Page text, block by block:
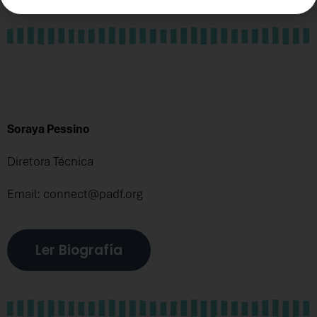
Soraya Pessino
Diretora Técnica
Email: connect@padf.org
Ler Biografía